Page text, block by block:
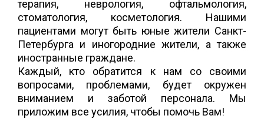
терапия, неврология, офтальмология,
стоматология, косметология. Нашими
пациентами могут быть юные жители Санкт-
Петербурга и иногородние жители, а также
иностранные граждане.
Каждый, кто обратится к нам со своими
вопросами, проблемами, будет окружен
вниманием и заботой персонала. Мы
приложим все усилия, чтобы помочь Вам!